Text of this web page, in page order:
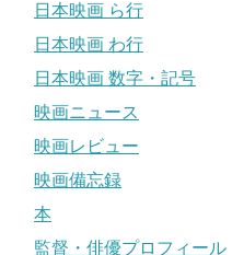
日本映画 ら行
日本映画 わ行
日本映画 数字・記号
映画ニュース
映画レビュー
映画備忘録
本
監督・俳優プロフィール